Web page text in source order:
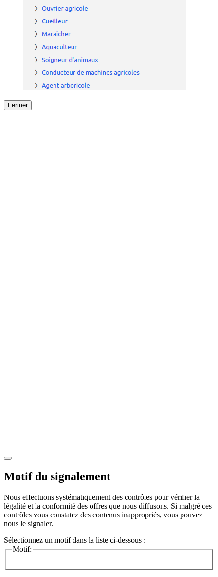
Fermer
Motif du signalement
Nous effectuons systématiquement des contrôles pour vérifier la
légalité et la conformité des offres que nous diffusons. Si malgré ces
contrôles vous constatez des contenus inappropriés, vous pouvez
nous le signaler.
Sélectionnez un motif dans la liste ci-dessous :
Motif: